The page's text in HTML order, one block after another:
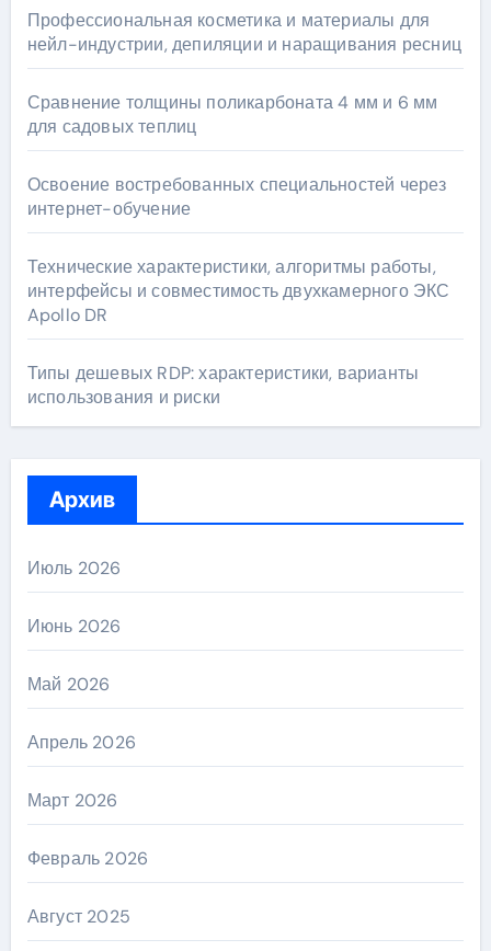
Профессиональная косметика и материалы для
нейл-индустрии, депиляции и наращивания ресниц
Сравнение толщины поликарбоната 4 мм и 6 мм
для садовых теплиц
Освоение востребованных специальностей через
интернет-обучение
Технические характеристики, алгоритмы работы,
интерфейсы и совместимость двухкамерного ЭКС
Apollo DR
Типы дешевых RDP: характеристики, варианты
использования и риски
Архив
Июль 2026
Июнь 2026
Май 2026
Апрель 2026
Март 2026
Февраль 2026
Август 2025